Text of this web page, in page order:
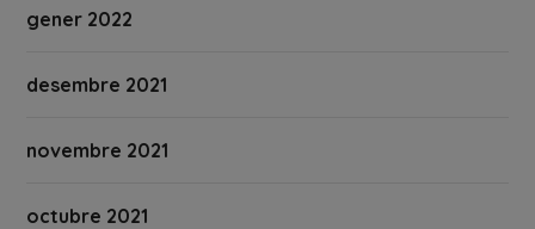
gener 2022
desembre 2021
novembre 2021
octubre 2021